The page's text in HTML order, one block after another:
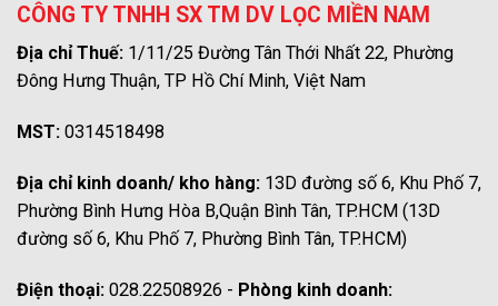
CÔNG TY TNHH SX TM DV LỌC MIỀN NAM
Địa chỉ Thuế: 1/11/25 Đường Tân Thới Nhất 22, Phường
Đông Hưng Thuận, TP Hồ Chí Minh, Việt Nam
MST: 0314518498
Địa chỉ kinh doanh/ kho hàng: 13D đường số 6, Khu Phố 7,
Phường Bình Hưng Hòa B,Quận Bình Tân, TP.HCM (13D
đường số 6, Khu Phố 7, Phường Bình Tân, TP.HCM)
Điện thoại: 028.22508926 - Phòng kinh doanh: